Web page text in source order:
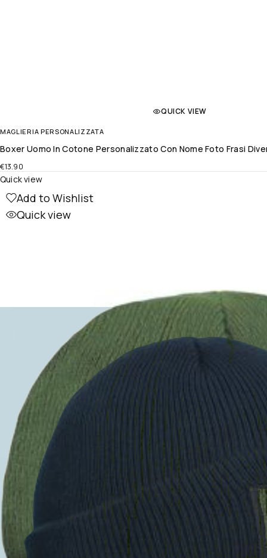
QUICK VIEW
MAGLIERIA PERSONALIZZATA
Boxer Uomo In Cotone Personalizzato Con Nome Foto Frasi
€13.90
Add to Wishlist
Quick view
Quick view